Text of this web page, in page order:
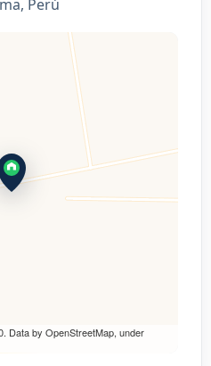
Perú
Data by OpenStreetMap, under